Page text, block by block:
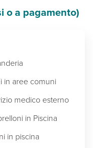
o a pagamento)
in aree comuni
medico esterno
in Piscina
in piscina